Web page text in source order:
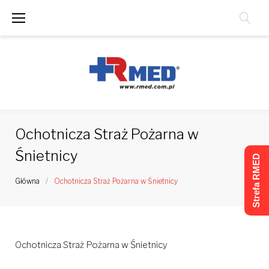
Ochotnicza Straż Pożarna w
Śnietnicy
Główna / Ochotnicza Straż Pożarna w Śnietnicy
Ochotnicza Straż Pożarna w Śnietnicy
Strefa RMED